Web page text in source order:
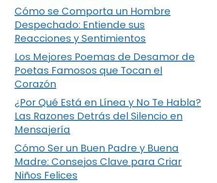
Cómo se Comporta un Hombre
Despechado: Entiende sus
Reacciones y Sentimientos
Los Mejores Poemas de Desamor de
Poetas Famosos que Tocan el
Corazón
¿Por Qué Está en Línea y No Te Habla?
Las Razones Detrás del Silencio en
Mensajería
Cómo Ser un Buen Padre y Buena
Madre: Consejos Clave para Criar
Niños Felices